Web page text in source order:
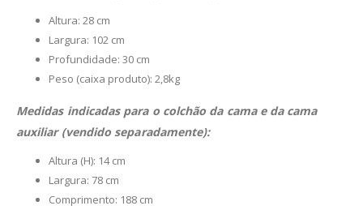
Altura: 28 cm
Largura: 102 cm
Profundidade: 30 cm
Peso (caixa produto): 2,8kg
Medidas indicadas para o colchão da cama e da cama
auxiliar (vendido separadamente):
Altura (H): 14 cm
Largura: 78 cm
Comprimento: 188 cm